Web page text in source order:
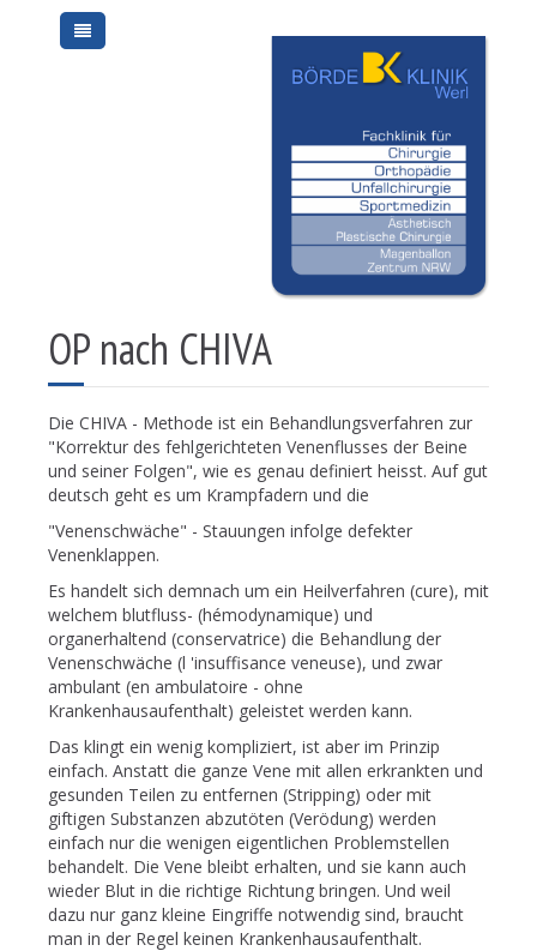
OP nach CHIVA
Die CHIVA - Methode ist ein Behandlungsverfahren zur
"Korrektur des fehlgerichteten Venenflusses der Beine
und seiner Folgen", wie es genau definiert heisst. Auf gut
deutsch geht es um Krampfadern und die
"Venenschwäche" - Stauungen infolge defekter
Venenklappen.
Es handelt sich demnach um ein Heilverfahren (cure), mit
welchem blutfluss- (hémodynamique) und
organerhaltend (conservatrice) die Behandlung der
Venenschwäche (l 'insuffisance veneuse), und zwar
ambulant (en ambulatoire - ohne
Krankenhausaufenthalt) geleistet werden kann.
Das klingt ein wenig kompliziert, ist aber im Prinzip
einfach. Anstatt die ganze Vene mit allen erkrankten und
gesunden Teilen zu entfernen (Stripping) oder mit
giftigen Substanzen abzutöten (Verödung) werden
einfach nur die wenigen eigentlichen Problemstellen
behandelt. Die Vene bleibt erhalten, und sie kann auch
wieder Blut in die richtige Richtung bringen. Und weil
dazu nur ganz kleine Eingriffe notwendig sind, braucht
man in der Regel keinen Krankenhausaufenthalt.